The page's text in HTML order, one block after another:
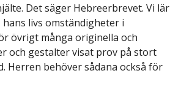
Det säger Hebreerbrevet. Vi lär
livs omständigheter i
övrigt många originella och
och gestalter visat prov på stort
Herren behöver sådana också för